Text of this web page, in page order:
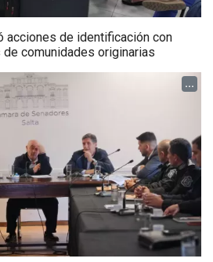
acciones de identificación con
comunidades originarias
...